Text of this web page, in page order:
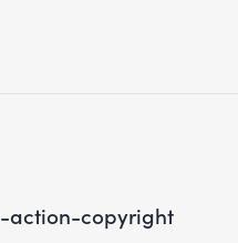
copyright